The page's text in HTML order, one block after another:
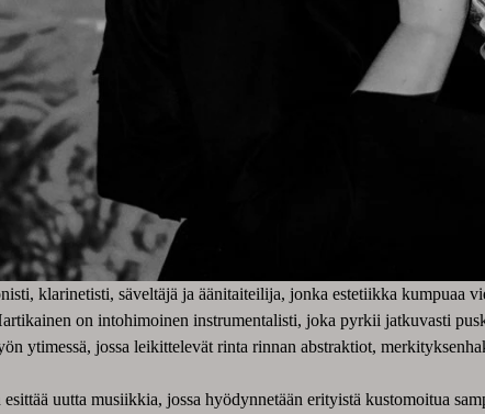
klarinetisti, säveltäjä ja äänitaiteilija, jonka estetiikka kumpuaa
on intohimoinen instrumentalisti, joka pyrkii jatkuvasti
ytimessä, jossa leikittelevät rinta rinnan abstraktiot,
uutta musiikkia, jossa hyödynnetään erityistä kustomoitua